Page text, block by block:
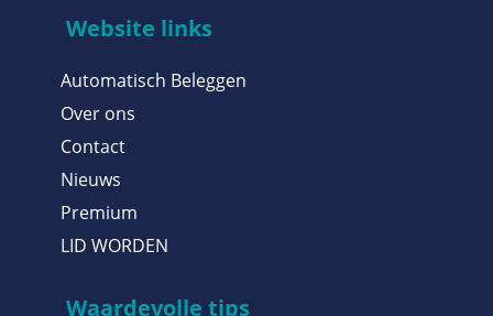
Website links
Automatisch Beleggen
Over ons
Contact
Nieuws
Premium
LID WORDEN
Waardevolle tips